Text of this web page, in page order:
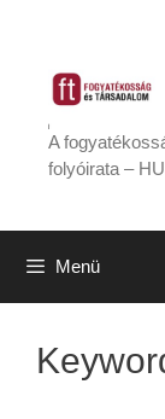
tartalomba
A
folyóirata –
Menü